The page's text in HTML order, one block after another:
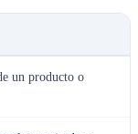
un producto o